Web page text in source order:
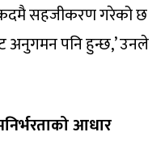
सहजीकरण गरेको छ
अनुगमन पनि हुन्छ,’ उनले
आधार